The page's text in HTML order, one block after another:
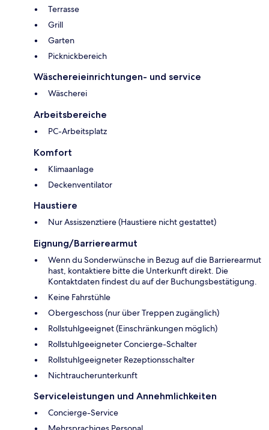
Terrasse
Grill
Garten
Picknickbereich
Wäschereieinrichtungen- und service
Wäscherei
Arbeitsbereiche
PC-Arbeitsplatz
Komfort
Klimaanlage
Deckenventilator
Haustiere
Nur Assiszenztiere (Haustiere nicht gestattet)
Eignung/Barrierearmut
Wenn du Sonderwünsche in Bezug auf die Barrierearmut
hast, kontaktiere bitte die Unterkunft direkt. Die
Kontaktdaten findest du auf der Buchungsbestätigung.
Keine Fahrstühle
Obergeschoss (nur über Treppen zugänglich)
Rollstuhlgeeignet (Einschränkungen möglich)
Rollstuhlgeeigneter Concierge-Schalter
Rollstuhlgeeigneter Rezeptionsschalter
Nichtraucherunterkunft
Serviceleistungen und Annehmlichkeiten
Concierge-Service